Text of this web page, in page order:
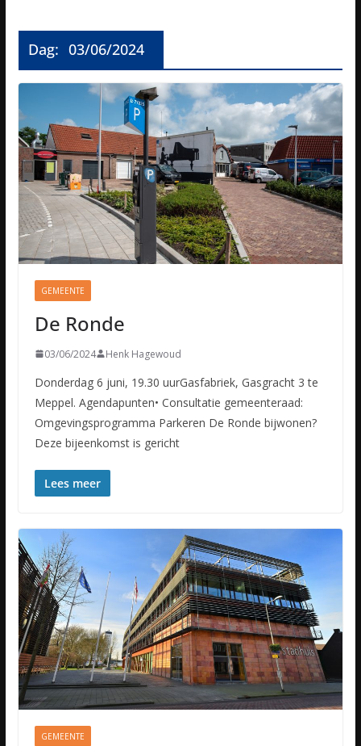
Dag: 03/06/2024
GEMEENTE
De Ronde
03/06/2024 Henk Hagewoud
Donderdag 6 juni, 19.30 uurGasfabriek, Gasgracht 3 te
Meppel. Agendapunten• Consultatie gemeenteraad:
Omgevingsprogramma Parkeren De Ronde bijwonen?
Deze bijeenkomst is gericht
Lees meer
GEMEENTE